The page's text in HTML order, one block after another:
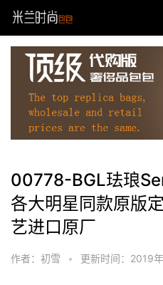
00778-BGL珐琅
各大明星同款原版
艺进口原厂
作者：初雪 • 更新时间：2019